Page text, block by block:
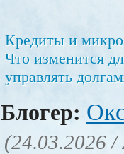
Кредиты и
Что изменится
управлять
Блогер:
(24.03.2026 /